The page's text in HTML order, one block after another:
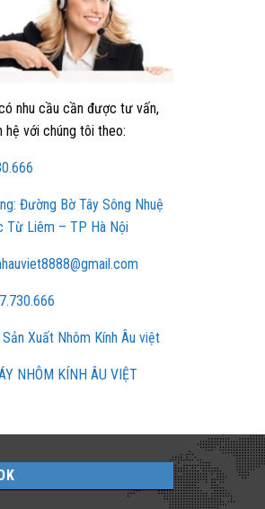
nhu cầu cần được tư vấn,
hệ với chúng tôi theo:
Đường Bờ Tây Sông Nhuệ
Từ Liêm – TP Hà Nội
Sản Xuất Nhôm Kính Âu việt
NHÔM KÍNH ÂU VIỆT